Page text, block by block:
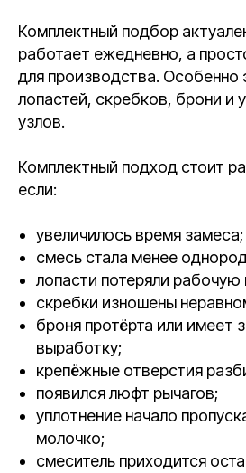
Комплектный подбор
работает ежедневно, а
для производства. Особенно
лопастей, скребков, брони и
узлов.
Комплектный подход стоит
если:
увеличилось время замеса;
смесь стала менее
лопасти потеряли
скребки изношены
броня протёрта или имеет
выработку;
крепёжные отверстия
появился люфт рычагов;
уплотнение начало
молочко;
смеситель приходится